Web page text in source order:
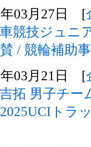
年03月27日 [
競技ジュニ
/ 競輪補助
年03月21日 [
拓 男子チー
トラ